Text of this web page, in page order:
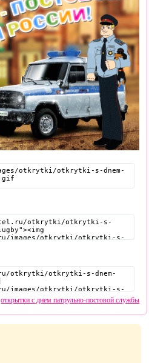
открытки с днем патрульно-постовой службы